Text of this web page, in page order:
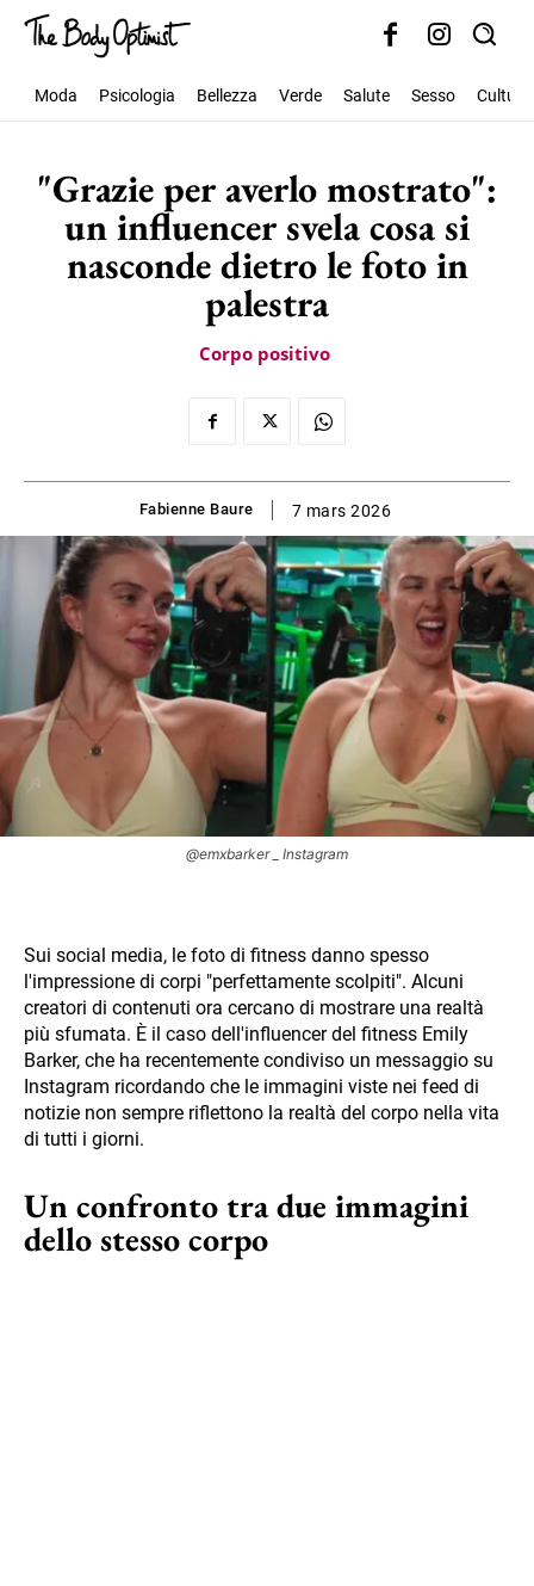
Moda Psicologia Bellezza Verde Salute Sesso Cultura
"Grazie per averlo mostrato":
un influencer svela cosa si
nasconde dietro le foto in
palestra
Corpo positivo
Fabienne Baure 7 mars 2026
@emxbarker _ Instagram
Sui social media, le foto di fitness danno spesso
l'impressione di corpi "perfettamente scolpiti". Alcuni
creatori di contenuti ora cercano di mostrare una realtà
più sfumata. È il caso dell'influencer del fitness Emily
Barker, che ha recentemente condiviso un messaggio su
Instagram ricordando che le immagini viste nei feed di
notizie non sempre riflettono la realtà del corpo nella vita
di tutti i giorni.
Un confronto tra due immagini
dello stesso corpo